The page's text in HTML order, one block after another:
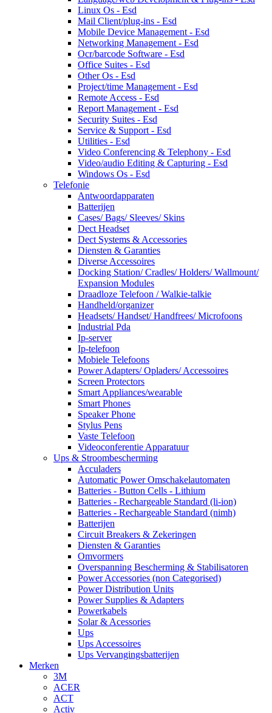
Linux Os - Esd
Mail Client/plug-ins - Esd
Mobile Device Management - Esd
Networking Management - Esd
Ocr/barcode Software - Esd
Office Suites - Esd
Other Os - Esd
Project/time Management - Esd
Remote Access - Esd
Report Management - Esd
Security Suites - Esd
Service & Support - Esd
Utilities - Esd
Video Conferencing & Telephony - Esd
Video/audio Editing & Capturing - Esd
Windows Os - Esd
Telefonie
Antwoordapparaten
Batterijen
Cases/ Bags/ Sleeves/ Skins
Dect Headset
Dect Systems & Accessories
Diensten & Garanties
Diverse Accessoires
Docking Station/ Cradles/ Holders/ Wallmount/
Expansion Modules
Draadloze Telefoon / Walkie-talkie
Handheld/organizer
Headsets/ Handset/ Handfrees/ Microfoons
Industrial Pda
Ip-server
Ip-telefoon
Mobiele Telefoons
Power Adapters/ Opladers/ Accessoires
Screen Protectors
Smart Appliances/wearable
Smart Phones
Speaker Phone
Stylus Pens
Vaste Telefoon
Videoconferentie Apparatuur
Ups & Stroombescherming
Acculaders
Automatic Power Omschakelautomaten
Batteries - Button Cells - Lithium
Batteries - Rechargeable Standard (li-ion)
Batteries - Rechargeable Standard (nimh)
Batterijen
Circuit Breakers & Zekeringen
Diensten & Garanties
Omvormers
Overspanning Bescherming & Stabilisatoren
Power Accessories (non Categorised)
Power Distribution Units
Power Supplies & Adapters
Powerkabels
Solar & Acessories
Ups
Ups Accessoires
Ups Vervangingsbatterijen
Merken
3M
ACER
ACT
Activ